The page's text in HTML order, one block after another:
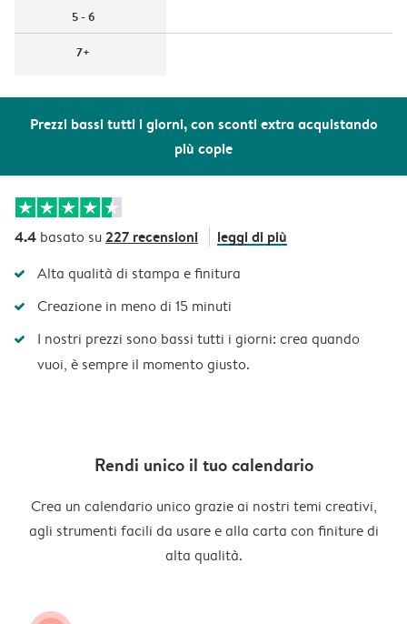
Prezzi bassi tutti i giorni, con sconti extra acquistando
più copie
5 - 6
7+
4.4 basato su227 recensioni leggi di più
Alta qualità di stampa e finitura
Creazione in meno di 15 minuti
I nostri prezzi sono bassi tutti i giorni: crea quando
vuoi, è sempre il momento giusto.
Rendi unico il tuo calendario
Crea un calendario unico grazie ai nostri temi creativi,
agli strumenti facili da usare e alla carta con finiture di
alta qualità.